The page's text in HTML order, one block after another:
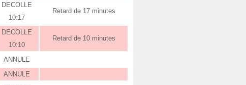
DECOLLE
10:17
Retard de 17 minutes
DECOLLE
10:10
Retard de 10 minutes
ANNULE
ANNULE